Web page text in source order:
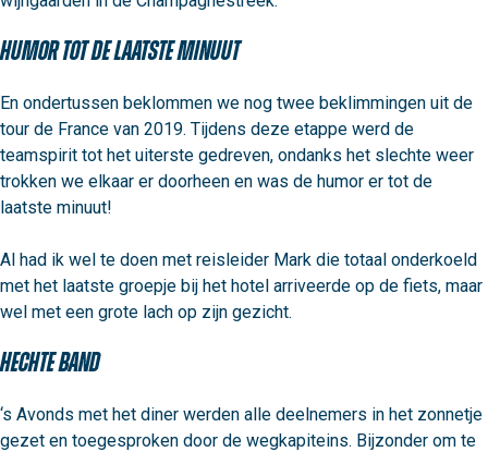
Humor tot de laatste minuut
En ondertussen beklommen we nog twee beklimmingen uit de
tour de France van 2019. Tijdens deze etappe werd de
teamspirit tot het uiterste gedreven, ondanks het slechte weer
trokken we elkaar er doorheen en was de humor er tot de
laatste minuut!
Al had ik wel te doen met reisleider Mark die totaal onderkoeld
met het laatste groepje bij het hotel arriveerde op de fiets, maar
wel met een grote lach op zijn gezicht.
Hechte band
‘s Avonds met het diner werden alle deelnemers in het zonnetje
gezet en toegesproken door de wegkapiteins. Bijzonder om te